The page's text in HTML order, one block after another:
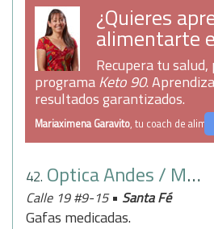
¿Quieres
alimentarte
Recupera tu
programaKeto 90.
resultados garantizados.
Mariaximena Garavito, tu coach de
42. Optica Andes / Munich
Calle 19 #9-15• Santa Fé
Gafas medicadas.